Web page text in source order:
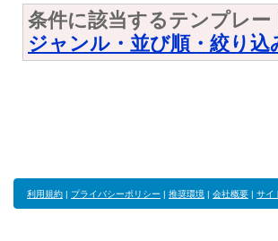
条件に該当するテンプレ
ジャンル・並び順・絞り
利用規約 | プライバシーポリシー | 推奨環境 | 会社概要 | サイ